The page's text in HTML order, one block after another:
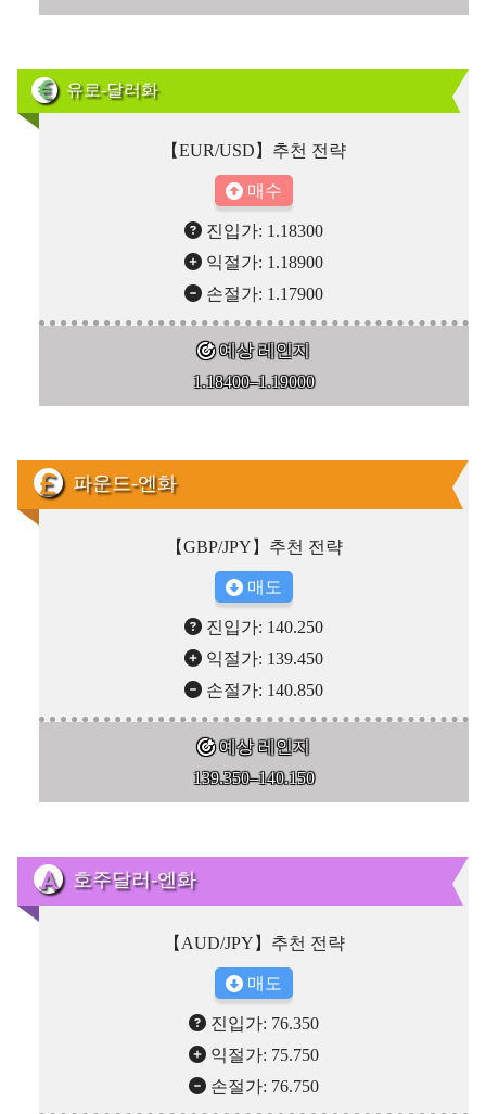
유로-달러화
【EUR/USD】추천 전략
매수
진입가: 1.18300
익절가: 1.18900
손절가: 1.17900
예상 레인지
1.18400–1.19000
파운드-엔화
【GBP/JPY】추천 전략
매도
진입가: 140.250
익절가: 139.450
손절가: 140.850
예상 레인지
139.350–140.150
호주달러-엔화
【AUD/JPY】추천 전략
매도
진입가: 76.350
익절가: 75.750
손절가: 76.750